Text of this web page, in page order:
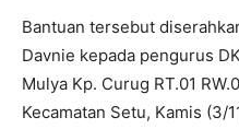
Bantuan tersebut
Davnie kepada pengurus
Mulya Kp. Curug RT.01
Kecamatan Setu, Kamis (3/